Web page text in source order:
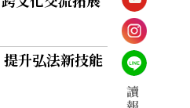
升弘法新技能
讀